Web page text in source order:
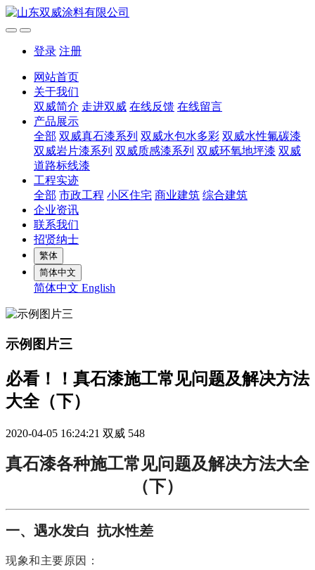
登录 注册
网站首页
关于我们
双威简介 走进双威 在线反馈 在线留言
产品展示
全部 双威真石漆系列 双威水包水多彩 双威水性氟碳漆
双威岩片漆系列 双威质感漆系列 双威环氧地坪漆 双威
道路标线漆
工程实迹
全部 市政工程 小区住宅 商业建筑 综合建筑
企业资讯
联系我们
招贤纳士
繁体
简体中文
简体中文 English
示例图片三
必看！！真石漆施工常见问题及解决方法
大全（下）
2020-04-05 16:24:21 双威 548
真石漆各种施工常见问题及解决方法大全
（下）
一、遇水发白 抗水性差
现象和主要原因：